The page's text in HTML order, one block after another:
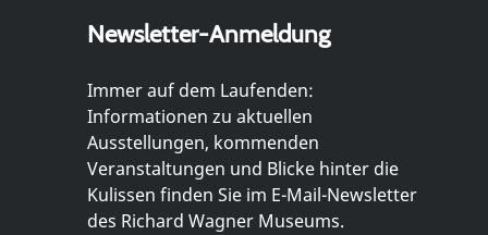
Newsletter-Anmeldung
Immer auf dem Laufenden:
Informationen zu aktuellen
Ausstellungen, kommenden
Veranstaltungen und Blicke hinter die
Kulissen finden Sie im E-Mail-Newsletter
des Richard Wagner Museums.